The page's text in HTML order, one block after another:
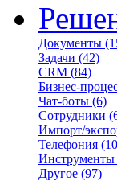
Документы
Задачи (42)
CRM (84)
Бизнес-
Чат-боты (6)
Сотрудники
Импорт/
Телефония
Инструменты
Другое (97)